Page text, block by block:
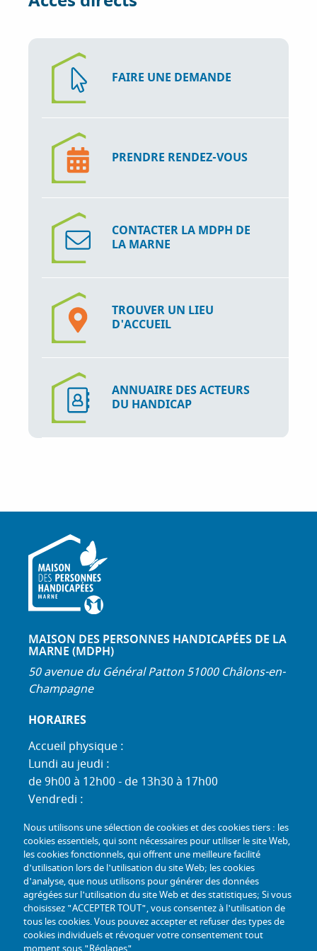
k n
FAIRE UNE DEMANDE
PRENDRE RENDEZ-VOUS
CONTACTER LA MDPH DE
LA MARNE
TROUVER UN LIEU
D'ACCUEIL
ANNUAIRE DES ACTEURS
DU HANDICAP
MAISON DES PERSONNES HANDICAPÉES DE LA
MARNE (MDPH)
50 avenue du Général Patton 51000 Châlons-en-
Champagne
HORAIRES
Accueil physique :
Lundi au jeudi :
de 9h00 à 12h00 - de 13h30 à 17h00
Vendredi :
Standard téléphonique :
Lundi au jeudi :
de 9h00 à 12h30 - de 13h30 à 17h00
Vendredi :
de 9h00 à 12h30 - de 13h30 à 16h30
TÉL :+33 (0) 3 26 26 06 06
Nous utilisons une sélection de cookies et des cookies tiers : les
cookies essentiels, qui sont nécessaires pour utiliser le site Web,
les cookies fonctionnels, qui offrent une meilleure facilité
d'utilisation lors de l'utilisation du site Web; les cookies
d'analyse, que nous utilisons pour générer des données
agrégées sur l'utilisation du site Web et des statistiques; Si vous
choisissez "ACCEPTER TOUT", vous consentez à l'utilisation de
tous les cookies. Vous pouvez accepter et refuser des types de
cookies individuels et révoquer votre consentement tout